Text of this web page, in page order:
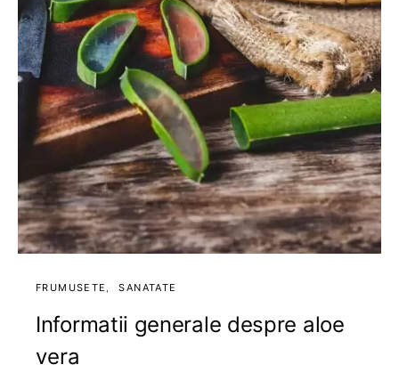
FRUMUSETE SANATATE
Informatii generale despre aloe
vera